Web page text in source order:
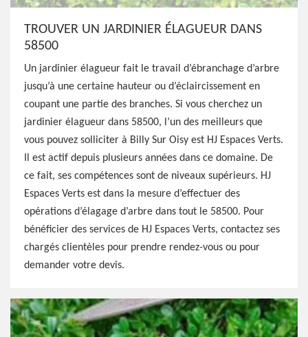
TROUVER UN JARDINIER ÉLAGUEUR DANS
58500
Un jardinier élagueur fait le travail d’ébranchage d’arbre
jusqu’à une certaine hauteur ou d’éclaircissement en
coupant une partie des branches. Si vous cherchez un
jardinier élagueur dans 58500, l’un des meilleurs que
vous pouvez solliciter à Billy Sur Oisy est HJ Espaces Verts.
Il est actif depuis plusieurs années dans ce domaine. De
ce fait, ses compétences sont de niveaux supérieurs. HJ
Espaces Verts est dans la mesure d’effectuer des
opérations d’élagage d’arbre dans tout le 58500. Pour
bénéficier des services de HJ Espaces Verts, contactez ses
chargés clientèles pour prendre rendez-vous ou pour
demander votre devis.